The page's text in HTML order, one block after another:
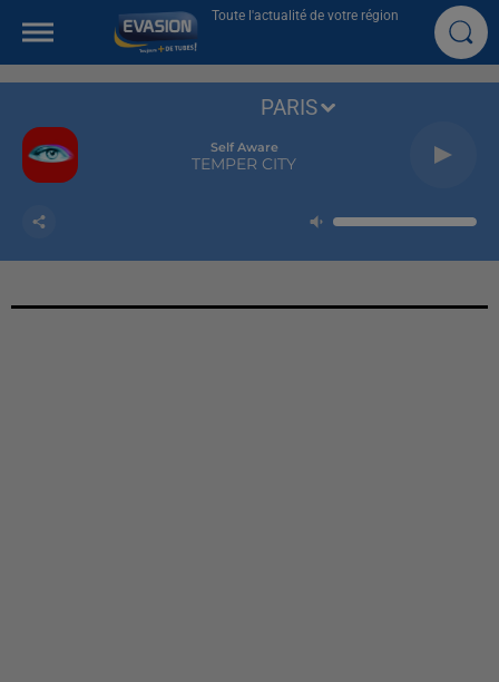
Toute l'actualité de votre région
Hot Stuff
KYGO FT. DONNA SUMMER
PARIS